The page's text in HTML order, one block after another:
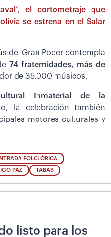
el cortometraje que
se estrena en el Salar
del Gran Poder contempla
74 fraternidades, más de
de 35.000 músicos.
Inmaterial de la
la celebración también
motores culturales y
FOLCLÓRICA
PAZ TABAS
listo para los